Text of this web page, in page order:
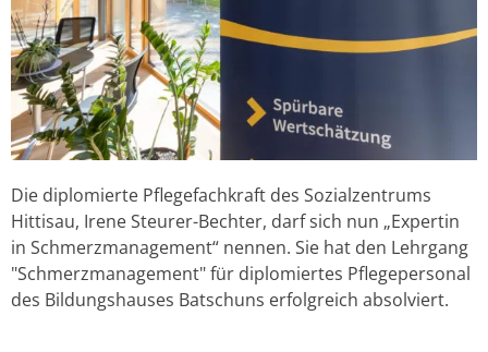
Die diplomierte Pflegefachkraft des Sozialzentrums
Hittisau, Irene Steurer-Bechter, darf sich nun „Expertin
in Schmerzmanagement“ nennen. Sie hat den Lehrgang
"Schmerzmanagement" für diplomiertes Pflegepersonal
des Bildungshauses Batschuns erfolgreich absolviert.